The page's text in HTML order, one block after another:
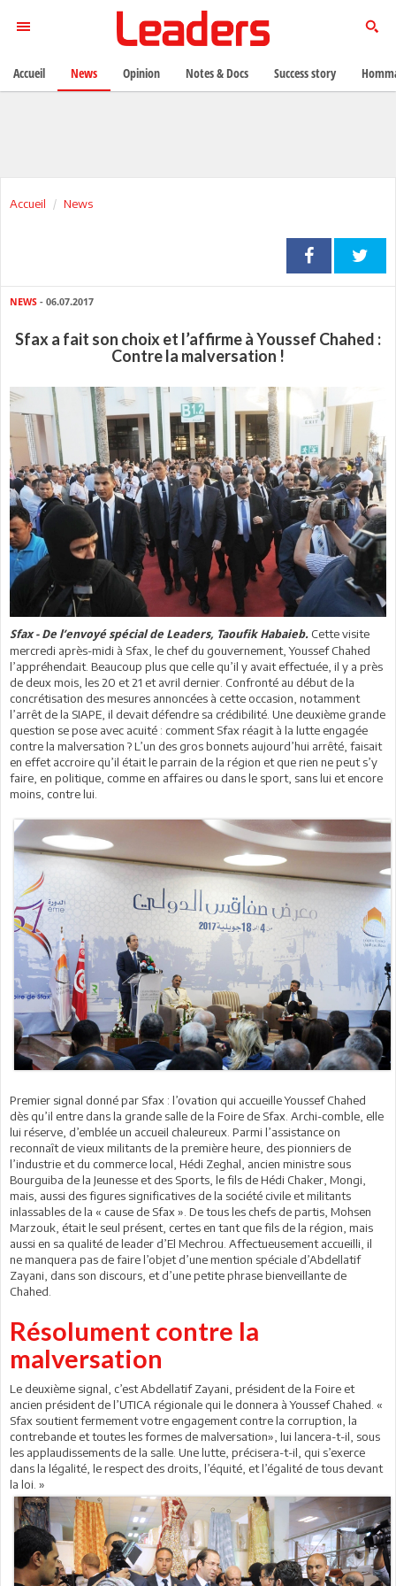
Accueil News
NEWS - 06.07.2017
Sfax a fait son choix et l’affirme à Youssef Chahed :
Contre la malversation !
Sfax - De l’envoyé spécial de Leaders, Taoufik Habaieb. Cette visite
mercredi après-midi à Sfax, le chef du gouvernement, Youssef Chahed
l’appréhendait. Beaucoup plus que celle qu’il y avait effectuée, il y a près
de deux mois, les 20 et 21 et avril dernier. Confronté au début de la
concrétisation des mesures annoncées à cette occasion, notamment
l’arrêt de la SIAPE, il devait défendre sa crédibilité. Une deuxième grande
question se pose avec acuité : comment Sfax réagit à la lutte engagée
contre la malversation ? L’un des gros bonnets aujourd’hui arrêté, faisait
en effet accroire qu’il était le parrain de la région et que rien ne peut s’y
faire, en politique, comme en affaires ou dans le sport, sans lui et encore
moins, contre lui.
Premier signal donné par Sfax : l’ovation qui accueille Youssef Chahed
dès qu’il entre dans la grande salle de la Foire de Sfax. Archi-comble, elle
lui réserve, d’emblée un accueil chaleureux. Parmi l’assistance on
reconnaît de vieux militants de la première heure, des pionniers de
l’industrie et du commerce local, Hédi Zeghal, ancien ministre sous
Bourguiba de la Jeunesse et des Sports, le fils de Hédi Chaker, Mongi,
mais, aussi des figures significatives de la société civile et militants
inlassables de la « cause de Sfax ». De tous les chefs de partis, Mohsen
Marzouk, était le seul présent, certes en tant que fils de la région, mais
aussi en sa qualité de leader d’El Mechrou. Affectueusement accueilli, il
ne manquera pas de faire l’objet d’une mention spéciale d’Abdellatif
Zayani, dans son discours, et d’une petite phrase bienveillante de
Chahed.
Résolument contre la
malversation
Le deuxième signal, c’est Abdellatif Zayani, président de la Foire et
ancien président de l’UTICA régionale qui le donnera à Youssef Chahed. «
Sfax soutient fermement votre engagement contre la corruption, la
contrebande et toutes les formes de malversation», lui lancera-t-il, sous
les applaudissements de la salle. Une lutte, précisera-t-il, qui s’exerce
dans la légalité, le respect des droits, l’équité, et l’égalité de tous devant
la loi. »
Accueil News Opinion Notes & Docs Success story